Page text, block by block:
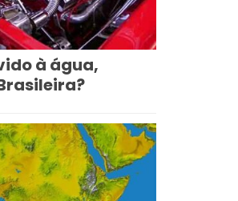
à água,